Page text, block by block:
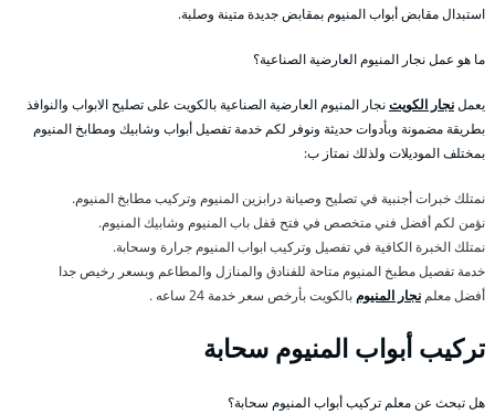
استبدال مقابض أبواب المنيوم بمقابض جديدة متينة وصلبة.
ما هو عمل نجار المنيوم العارضية الصناعية؟
يعملنجار الكويتنجار المنيوم العارضية الصناعية بالكويت على تصليح الابواب والنوافذ
بطريقة مضمونة وبأدوات حديثة ونوفر لكم خدمة تفصيل أبواب وشابيك ومطابخ المنيوم
بمختلف الموديلات ولذلك نمتاز ب:
نمتلك خبرات أجنبية في تصليح وصيانة درابزين المنيوم وتركيب مطابخ المنيوم.
نؤمن لكم أفضل فني متخصص في فتح قفل باب المنيوم وشابيك المنيوم.
نمتلك الخبرة الكافية في تفصيل وتركيب ابواب المنيوم جرارة وسحابة.
خدمة تفصيل مطبخ المنيوم متاحة للفنادق والمنازل والمطاعم وبسعر رخيص جدا
أفضل معلمنجار المنيومبالكويت بأرخص سعر خدمة 24 ساعه .
تركيب أبواب المنيوم سحابة
هل تبحث عن معلم تركيب أبواب المنيوم سحابة؟